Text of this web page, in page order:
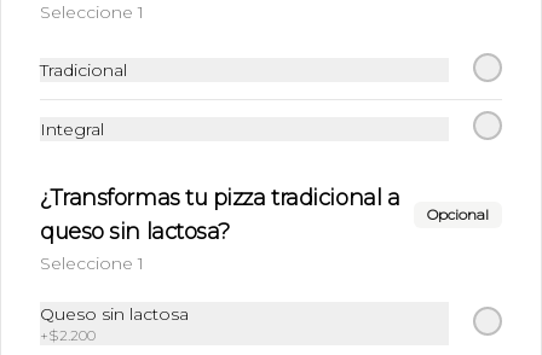
Conócenos
Antonio Poupin 910, Antofagasta.
(055)2547391
Política de privacidad
Redes sociales
Instagram
Facebook
Seleccione 1
Tradicional
Integral
¿Transformas tu pizza tradicional a
queso sin lactosa?
Opcional
Seleccione 1
Queso sin lactosa
+$2.200